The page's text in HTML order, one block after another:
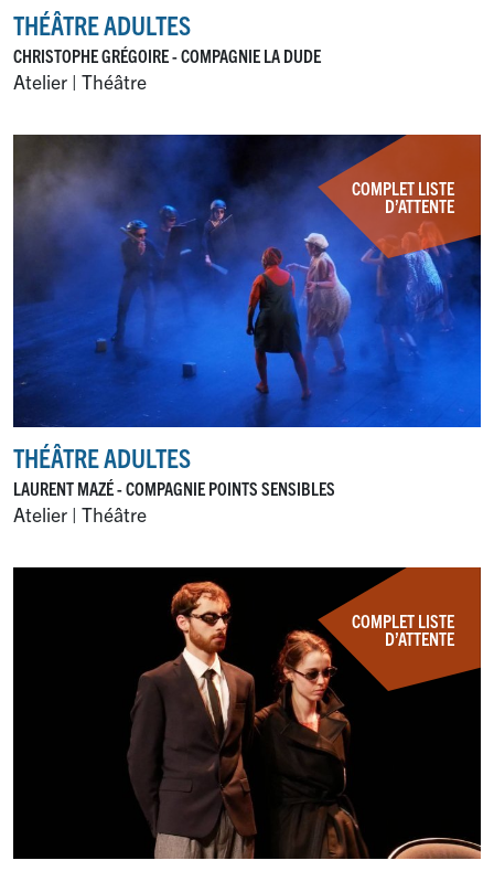
THÉÂTRE ADULTES
CHRISTOPHE GRÉGOIRE - COMPAGNIE LA DUDE
Atelier | Théâtre
COMPLET LISTE
D’ATTENTE
THÉÂTRE ADULTES
LAURENT MAZÉ - COMPAGNIE POINTS SENSIBLES
Atelier | Théâtre
COMPLET LISTE
D’ATTENTE